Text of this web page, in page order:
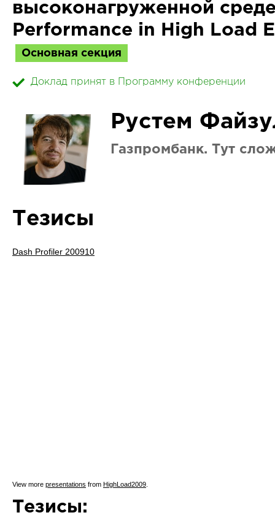
высоконагруженной
Performance in High Load
Основная секция
Доклад принят в Программу конференции
Рустем
Газпромбанк. Тут
Тезисы
Dash Profiler 200910
View more presentations from HighLoad2009
Тезисы: